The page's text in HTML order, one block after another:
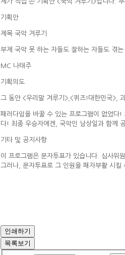
제가 직접 쓴 기획안 <국악 겨루기>입니다.
기획안
제목 국악 겨루기
부제 국악 못 하는 자들도 잘하는 자들도 겪는
MC 나태주
기획의도
그 동안 <우리말 겨루기>,<퀴즈!대한민국>,
패러다임을 바꿀 수 있는 프로그램이 없었
다! 최종 우승자에겐, 국악인 남상일과 함께
기타 및 공지사항
이 프로그램은 문자투표가 있습니다. 심사위
그러나, 문자투표로 그 인원을 패자부활 시
인쇄하기
목록보기